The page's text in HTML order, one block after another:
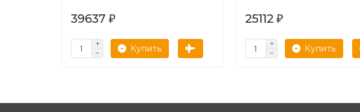
39637 ₽
Купить
25112 ₽
Купить